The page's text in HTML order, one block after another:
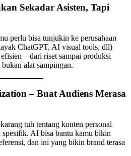
Sekadar Asisten, Tapi
perlu bisa tunjukin ke perusahaan
ChatGPT, AI visual tools, dll)
riset sampai produksi
alat sampingan.
– Buat Audiens Merasa
tuh tentang konten personal
spesifik. AI bisa bantu kamu bikin
dan ini yang bikin brand terasa